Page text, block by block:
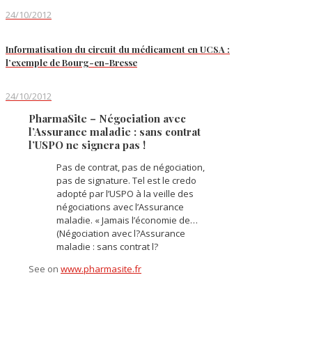
24/10/2012
Informatisation du circuit du médicament en UCSA :
l’exemple de Bourg-en-Bresse
24/10/2012
PharmaSite – Négociation avec
l’Assurance maladie : sans contrat
l’USPO ne signera pas !
Pas de contrat, pas de négociation,
pas de signature. Tel est le credo
adopté par l’USPO à la veille des
négociations avec l’Assurance
maladie. « Jamais l’économie de…
(Négociation avec l?Assurance
maladie : sans contrat l?
See on www.pharmasite.fr